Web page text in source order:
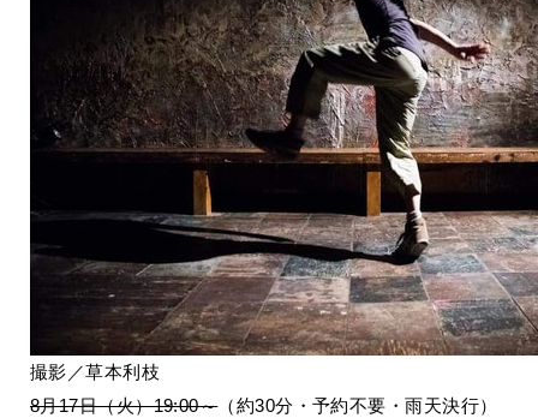
撮影／草本利枝
8月17日（火）19:00～（約30分・予約不要・雨天決行）